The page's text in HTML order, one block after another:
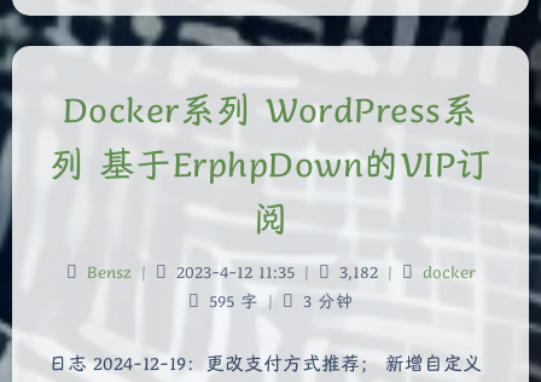
Docker系列 WordPress系
列 基于ErphpDown的VIP订
阅
Bensz | 2023-4-12 11:35 | 3,182 |
docker
595 字 | 3 分钟
日志 2024-12-19：更改支付方式推荐； 新增自定义